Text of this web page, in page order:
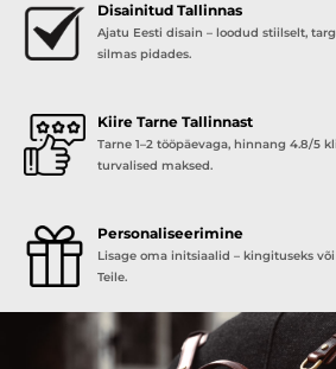
Disainitud Tallinnas
Ajatu Eesti disain – loodud stiilselt,
silmas pidades.
Kiire Tarne Tallinnast
Tarne 1–2 tööpäevaga, hinnang 4.8/5
turvalised maksed.
Personaliseerimine
Lisage oma initsiaalid – kingituseks
Teile.